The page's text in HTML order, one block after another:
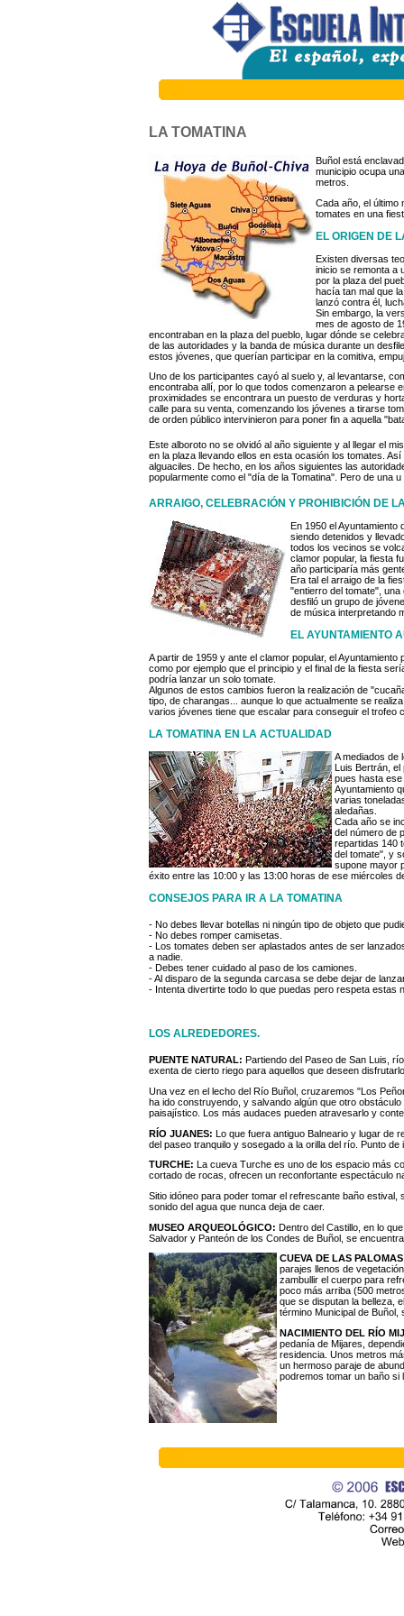
LA TOMATINA
Buñol está
municipio ocupa
metros.
Cada año, el último
tomates en una
EL ORIGEN DE
Existen diversas
inicio se remonta a
por la plaza del
hacía tan mal que
lanzó contra él,
Sin embargo, la
mes de agosto de
encontraban en la plaza del pueblo, lugar dónde se
de las autoridades y la banda de música durante un
estos jóvenes, que querían participar en la comitiva,
Uno de los participantes cayó al suelo y, al levantarse,
encontraba allí, por lo que todos comenzaron a pelearse
proximidades se encontrara un puesto de verduras y
calle para su venta, comenzando los jóvenes a tirarse
de orden público intervinieron para poner fin a aquella
Este alboroto no se olvidó al año siguiente y al llegar el
en la plaza llevando ellos en esta ocasión los tomates.
alguaciles. De hecho, en los años siguientes las
popularmente como el "día de la Tomatina". Pero de una
ARRAIGO, CELEBRACIÓN Y PROHIBICIÓN DE
En 1950 el
siendo detenidos y
todos los vecinos se
clamor popular, la fiesta
año participaría más
Era tal el arraigo de la
"entierro del tomate",
desfiló un grupo de
de música interpretando
EL AYUNTAMIENTO
A partir de 1959 y ante el clamor popular, el
como por ejemplo que el principio y el final de la fiesta
podría lanzar un solo tomate.
Algunos de estos cambios fueron la realización de
tipo, de charangas... aunque lo que actualmente se
varios jóvenes tiene que escalar para conseguir el trofeo
LA TOMATINA EN LA ACTUALIDAD
A mediados de
Luis Bertrán,
pues hasta
Ayuntamiento
varias
aledañas.
Cada año se
del número de
repartidas 140
del tomate", y
supone mayor
éxito entre las 10:00 y las 13:00 horas de ese miércoles
CONSEJOS PARA IR A LA TOMATINA
- No debes llevar botellas ni ningún tipo de objeto que
- No debes romper camisetas.
- Los tomates deben ser aplastados antes de ser
a nadie.
- Debes tener cuidado al paso de los camiones.
- Al disparo de la segunda carcasa se debe dejar de
- Intenta divertirte todo lo que puedas pero respeta estas
LOS ALREDEDORES.
PUENTE NATURAL: Partiendo del Paseo de San Luis,
exenta de cierto riego para aquellos que deseen
Una vez en el lecho del Río Buñol, cruzaremos "Los
ha ido construyendo, y salvando algún que otro
paisajístico. Los más audaces pueden atravesarlo y
RÍO JUANES: Lo que fuera antiguo Balneario y lugar de
del paseo tranquilo y sosegado a la orilla del río. Punto de
TURCHE: La cueva Turche es uno de los espacio más
cortado de rocas, ofrecen un reconfortante espectáculo
Sitio idóneo para poder tomar el refrescante baño
sonido del agua que nunca deja de caer.
MUSEO ARQUEOLÓGICO: Dentro del Castillo, en lo
Salvador y Panteón de los Condes de Buñol, se
CUEVA DE LAS
parajes llenos de
zambullir el cuerpo para
poco más arriba (500
que se disputan la belleza,
término Municipal de
NACIMIENTO DEL RÍO
pedanía de Mijares,
residencia. Unos metros
un hermoso paraje de
podremos tomar un baño si